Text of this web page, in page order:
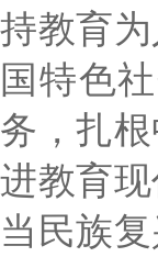
持教育
国特色
务，扎
进教育
当民族